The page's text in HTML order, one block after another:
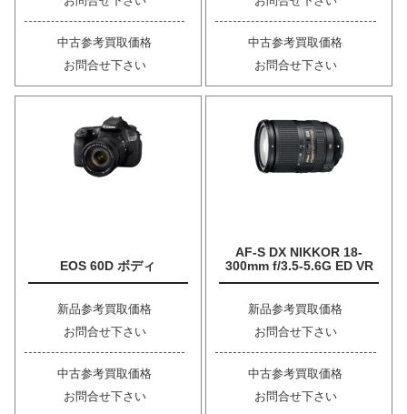
中古参考買取価格
お問合せ下さい
中古参考買取価格
お問合せ下さい
EOS 60D ボディ
新品参考買取価格
お問合せ下さい
中古参考買取価格
お問合せ下さい
AF-S DX NIKKOR 18-
300mm f/3.5-5.6G ED VR
新品参考買取価格
お問合せ下さい
中古参考買取価格
お問合せ下さい